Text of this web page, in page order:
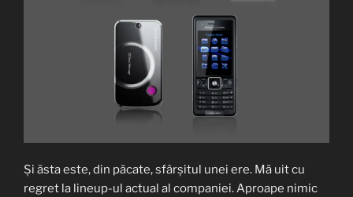
Și ăsta este, din păcate, sfârșitul unei ere. Mă uit cu
regret la lineup-ul actual al companiei. Aproape nimic